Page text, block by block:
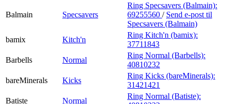
Balmain Specsavers
Ring Specsavers (Balmain):
69255560 / Send e-post til
Specsavers (Balmain)
bamix
Kitch'n
Ring Kitch'n (bamix):
37711843
Barbells
Normal
Ring Normal (Barbells):
40810232
bareMinerals
Kicks
Ring Kicks (bareMinerals):
31421421
Batiste
Normal
Ring Normal (Batiste):